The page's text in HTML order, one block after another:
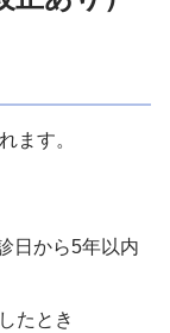
ます。
日から5年以内
たとき